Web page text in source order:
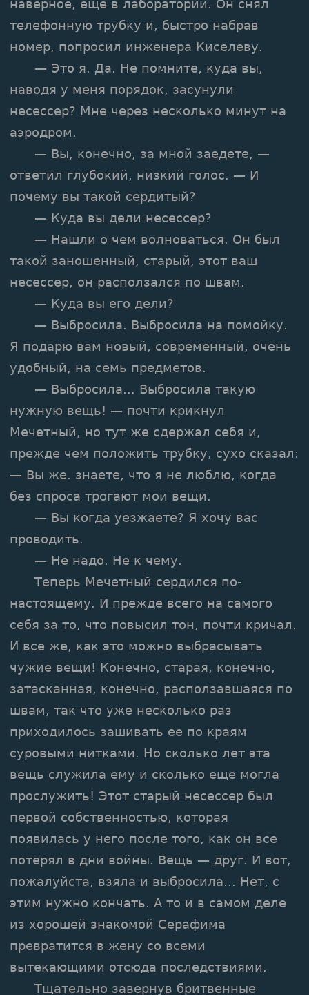
наверное, еще в лаборатории. Он снял
телефонную трубку и, быстро набрав
номер, попросил инженера Киселеву.
— Это я. Да. Не помните, куда вы,
наводя у меня порядок, засунули
несессер? Мне через несколько минут на
аэродром.
— Вы, конечно, за мной заедете, —
ответил глубокий, низкий голос. — И
почему вы такой сердитый?
— Куда вы дели несессер?
— Нашли о чем волноваться. Он был
такой заношенный, старый, этот ваш
несессер, он расползался по швам.
— Куда вы его дели?
— Выбросила. Выбросила на помойку.
Я подарю вам новый, современный, очень
удобный, на семь предметов.
— Выбросила... Выбросила такую
нужную вещь! — почти крикнул
Мечетный, но тут же сдержал себя и,
прежде чем положить трубку, сухо сказал:
— Вы же. знаете, что я не люблю, когда
без спроса трогают мои вещи.
— Вы когда уезжаете? Я хочу вас
проводить.
— Не надо. Не к чему.
Теперь Мечетный сердился по-
настоящему. И прежде всего на самого
себя за то, что повысил тон, почти кричал.
И все же, как это можно выбрасывать
чужие вещи! Конечно, старая, конечно,
затасканная, конечно, расползавшаяся по
швам, так что уже несколько раз
приходилось зашивать ее по краям
суровыми нитками. Но сколько лет эта
вещь служила ему и сколько еще могла
прослужить! Этот старый несессер был
первой собственностью, которая
появилась у него после того, как он все
потерял в дни войны. Вещь — друг. И вот,
пожалуйста, взяла и выбросила... Нет, с
этим нужно кончать. А то и в самом деле
из хорошей знакомой Серафима
превратится в жену со всеми
вытекающими отсюда последствиями.
Тщательно завернув бритвенные